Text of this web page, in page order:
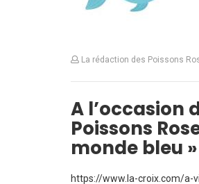
La rédaction des Poissons
A l’occasion
Poissons
monde bleu »
https://www.la-croix.com/a-